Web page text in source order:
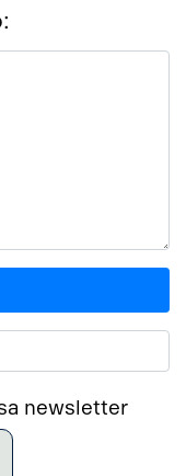
newsletter